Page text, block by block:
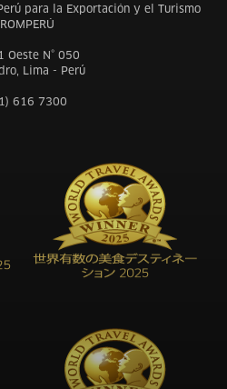
para la Exportación y el Turismo
Oeste N° 050
Lima - Perú
616 7300